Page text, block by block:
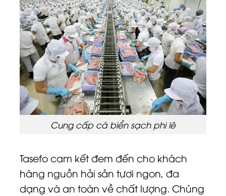
Cung cấp cá biển sạch phi lê
Tasefo cam kết đem đến cho khách
hàng nguồn hải sản tươi ngon, đa
dạng và an toàn về chất lượng. Chúng